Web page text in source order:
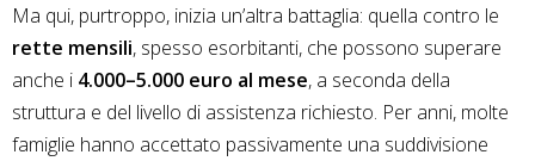
Ma qui, purtroppo, inizia un’altra battaglia: quella contro le
rette mensili, spesso esorbitanti, che possono superare
anche i 4.000–5.000 euro al mese, a seconda della
struttura e del livello di assistenza richiesto. Per anni, molte
famiglie hanno accettato passivamente una suddivisione